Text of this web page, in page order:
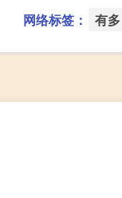
网络标签： 有多